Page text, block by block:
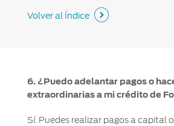
Volver al Índice
6. ¿Puedo adelantar pagos o
extraordinarias a mi crédito de
Sí. Puedes realizar pagos a capital